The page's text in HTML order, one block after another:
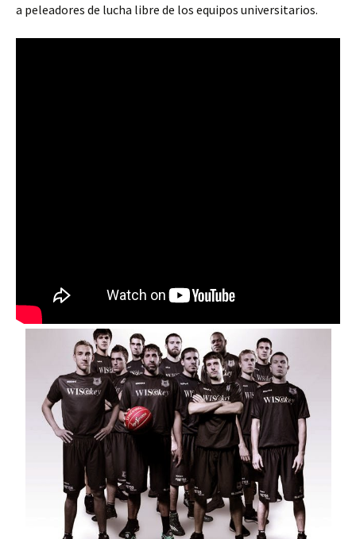
a peleadores de lucha libre de los equipos universitarios.